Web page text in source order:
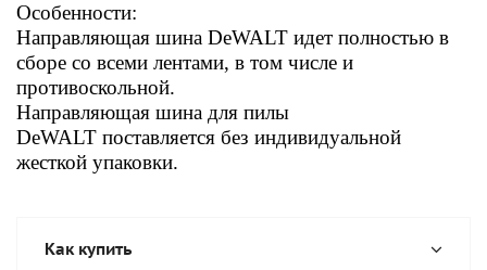
Особенности:
Направляющая шина DeWALT идет полностью в
сборе со всеми лентами, в том числе и
противоскольной.
Направляющая шина для пилы
DeWALT поставляется без индивидуальной
жесткой упаковки.
Как купить